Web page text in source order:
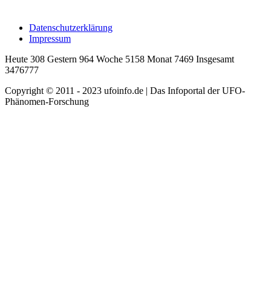
Datenschutzerklärung
Impressum
Heute 308 Gestern 964 Woche 5158 Monat 7469 Insgesamt
3476777
Copyright © 2011 - 2023 ufoinfo.de | Das Infoportal der UFO-
Phänomen-Forschung